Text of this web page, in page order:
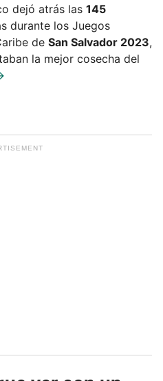
dejó atrás las 145
durante los Juegos
de San Salvador 2023,
la mejor cosecha del